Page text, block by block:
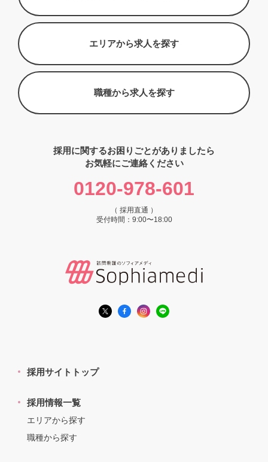
エリアから求人を探す
職種から求人を探す
採用に関するお困りごとがありましたら
お気軽にご連絡ください
0120-978-601
（ 採用直通 ）
受付時間：9:00〜18:00
採用サイトトップ
採用情報一覧
エリアから探す
職種から探す